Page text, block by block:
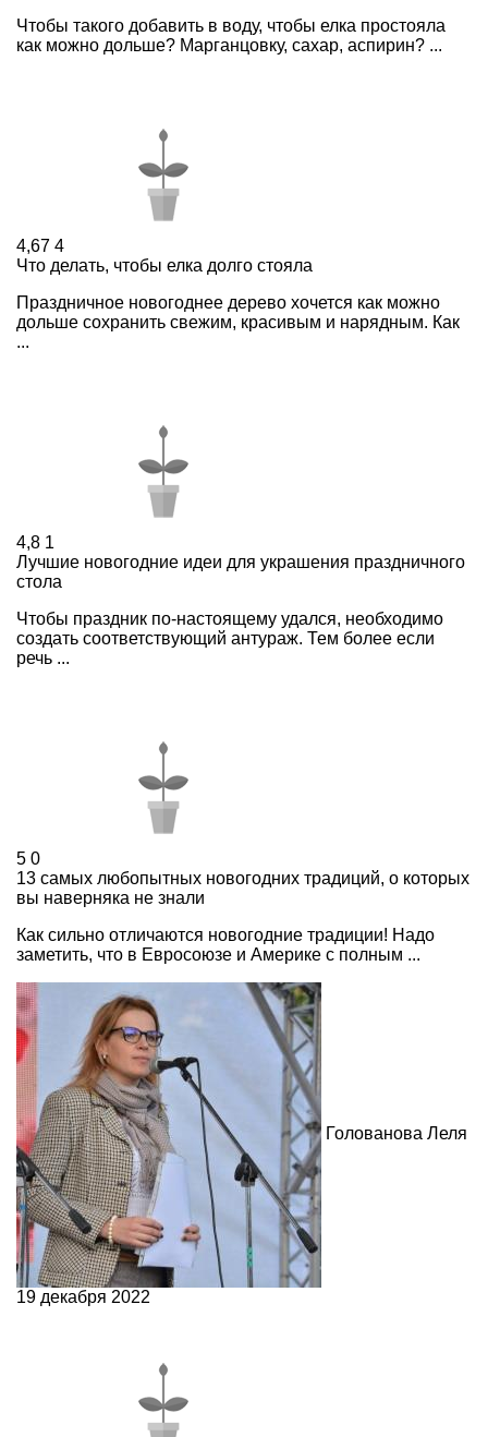
Чтобы такого добавить в воду, чтобы елка простояла
как можно дольше? Марганцовку, сахар, аспирин? ...
4,67 4
Что делать, чтобы елка долго стояла
Праздничное новогоднее дерево хочется как можно
дольше сохранить свежим, красивым и нарядным. Как
...
4,8 1
Лучшие новогодние идеи для украшения праздничного
стола
Чтобы праздник по-настоящему удался, необходимо
создать соответствующий антураж. Тем более если
речь ...
5 0
13 самых любопытных новогодних традиций, о которых
вы наверняка не знали
Как сильно отличаются новогодние традиции! Надо
заметить, что в Евросоюзе и Америке с полным ...
Голованова Леля
19 декабря 2022